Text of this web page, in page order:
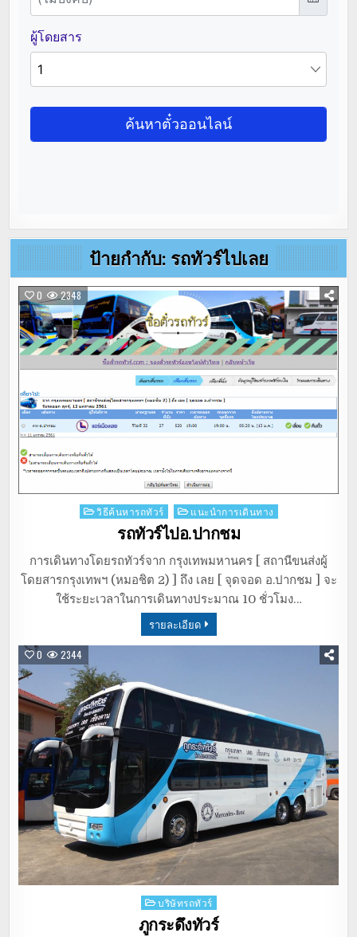
ป้ายกำกับ: รถทัวร์ไปเลย
0 2348
Posted
วิธีค้นหารถทัวร์ แนะนำการเดินทาง
รถทัวร์ไปอ.ปากชม
การเดินทางโดยรถทัวร์จาก กรุงเทพมหานคร [ สถานีขนส่งผู้
โดยสารกรุงเทพฯ (หมอชิต 2) ] ถึง เลย [ จุดจอด อ.ปากชม ] จะ
ใช้ระยะเวลาในการเดินทางประมาณ 10 ชั่วโมง…
รายละเอียด
0 2344
Posted
in
บริษัทรถทัวร์
ภูกระดึงทัวร์